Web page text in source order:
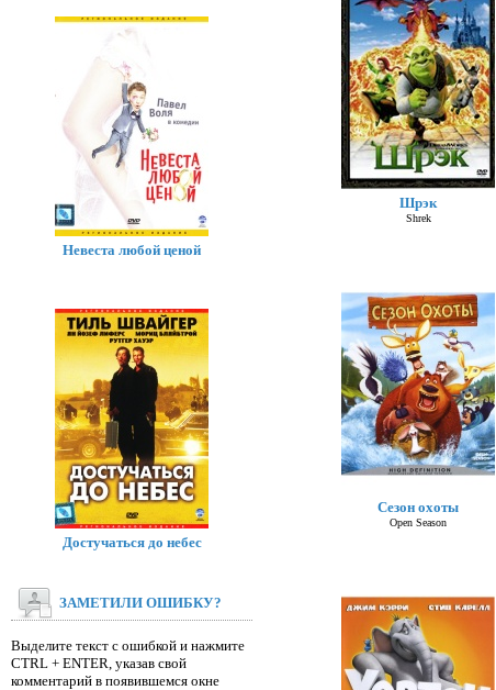
Шрэк
Shrek
Сезон охоты
Open Season
Невеста любой ценой
Достучаться до небес
ЗАМЕТИЛИ ОШИБКУ?
Выделите текст с ошибкой и нажмите
CTRL + ENTER, указав свой
комментарий в появившемся окне